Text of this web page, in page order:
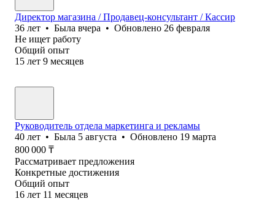
Директор магазина / Продавец-консультант / Кассир
36 лет • Была вчера • Обновлено 26 февраля
Не ищет работу
Общий опыт
15 лет 9 месяцев
Руководитель отдела маркетинга и рекламы
40 лет • Была 5 августа • Обновлено 19 марта
800 000 ₸
Рассматривает предложения
Конкретные достижения
Общий опыт
16 лет 11 месяцев